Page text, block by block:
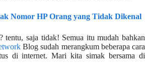
Nomor HP Orang yang Tidak Dikenal
tentu, saja tidak! Semua itu mudah bahkan
Blog sudah merangkum beberapa cara
di internet. Mari kita simak bersama di